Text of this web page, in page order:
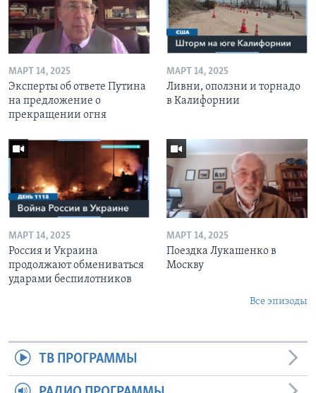
МАРТ 14, 2025
Эксперты об ответе Путина
на предложение о
прекращении огня
МАРТ 14, 2025
Ливни, оползни и торнадо
в Калифорнии
МАРТ 14, 2025
Россия и Украина
продолжают обмениваться
ударами беспилотников
МАРТ 14, 2025
Поездка Лукашенко в
Москву
Все эпизоды
ТВ ПРОГРАММЫ